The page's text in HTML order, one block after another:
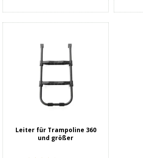
Leiter für Trampoline 360
und größer